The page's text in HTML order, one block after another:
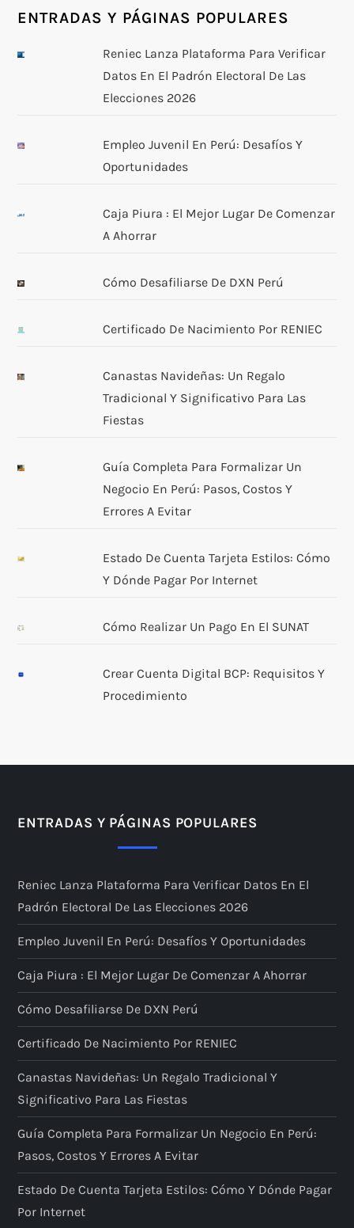
ENTRADAS Y PÁGINAS POPULARES
Reniec Lanza Plataforma Para Verificar
Datos En El Padrón Electoral De Las
Elecciones 2026
Empleo Juvenil En Perú: Desafíos Y
Oportunidades
Caja Piura : El Mejor Lugar De Comenzar
A Ahorrar
Cómo Desafiliarse De DXN Perú
Certificado De Nacimiento Por RENIEC
Canastas Navideñas: Un Regalo
Tradicional Y Significativo Para Las
Fiestas
Guía Completa Para Formalizar Un
Negocio En Perú: Pasos, Costos Y
Errores A Evitar
Estado De Cuenta Tarjeta Estilos: Cómo
Y Dónde Pagar Por Internet
Cómo Realizar Un Pago En El SUNAT
Crear Cuenta Digital BCP: Requisitos Y
Procedimiento
ENTRADAS Y PÁGINAS POPULARES
Reniec Lanza Plataforma Para Verificar Datos En El
Padrón Electoral De Las Elecciones 2026
Empleo Juvenil En Perú: Desafíos Y Oportunidades
Caja Piura : El Mejor Lugar De Comenzar A Ahorrar
Cómo Desafiliarse De DXN Perú
Certificado De Nacimiento Por RENIEC
Canastas Navideñas: Un Regalo Tradicional Y
Significativo Para Las Fiestas
Guía Completa Para Formalizar Un Negocio En Perú:
Pasos, Costos Y Errores A Evitar
Estado De Cuenta Tarjeta Estilos: Cómo Y Dónde Pagar
Por Internet